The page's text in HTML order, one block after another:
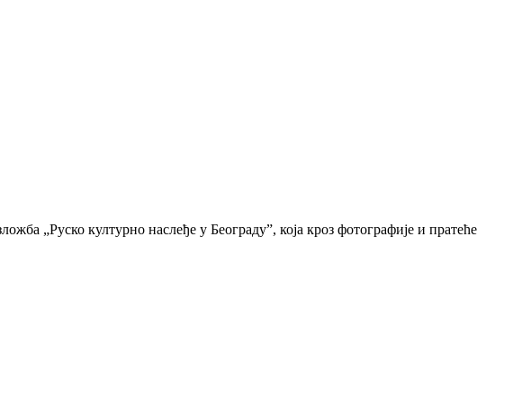
„Руско културно наслеђе у Београду”, која кроз фотографије и пратеће